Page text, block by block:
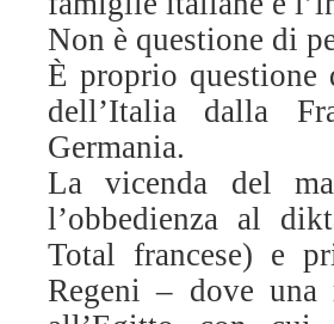
Non è questione di
È proprio questione
dell’Italia dalla
Germania.
La vicenda del
l’obbedienza al
Total francese) e
Regeni – dove una